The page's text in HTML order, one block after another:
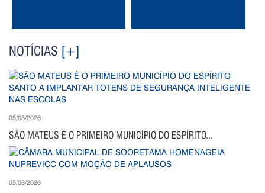
NOTÍCIAS [+]
05/08/2026
SÃO MATEUS É O PRIMEIRO MUNICÍPIO DO ESPÍRITO...
05/08/2026